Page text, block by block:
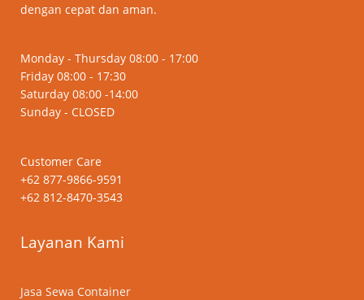
dengan cepat dan aman.
Monday - Thursday 08:00 - 17:00
Friday 08:00 - 17:30
Saturday 08:00 -14:00
Sunday - CLOSED
Customer Care
+62 877-9866-9591
+62 812-8470-3543
Layanan Kami
Jasa Sewa Container